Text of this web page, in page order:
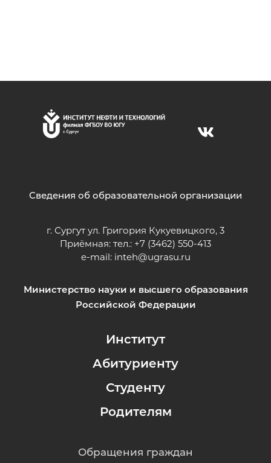
Сведения об образовательной организации
г. Сургут ул. Григория Кукуевицкого, 3
Приёмная: тел.: +7 (3462) 550-413
e-mail: inteh@ugrasu.ru
Министерство науки и высшего образования
Российской Федерации
Институт
Абитуриенту
Студенту
Родителям
Обращения граждан